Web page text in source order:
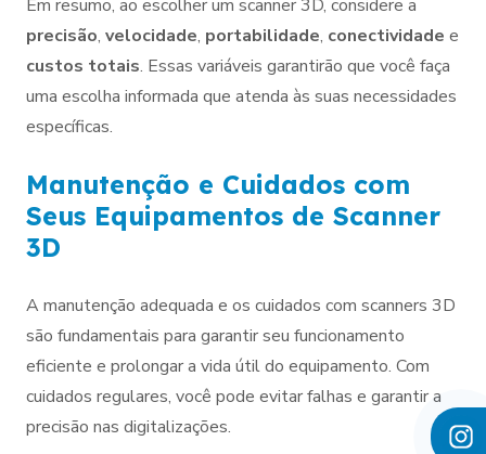
Em resumo, ao escolher um scanner 3D, considere a
precisão, velocidade, portabilidade, conectividade e
custos totais. Essas variáveis garantirão que você faça
uma escolha informada que atenda às suas necessidades
específicas.
Manutenção e Cuidados com
Seus Equipamentos de Scanner
3D
A manutenção adequada e os cuidados com scanners 3D
são fundamentais para garantir seu funcionamento
eficiente e prolongar a vida útil do equipamento. Com
cuidados regulares, você pode evitar falhas e garantir a
precisão nas digitalizações.